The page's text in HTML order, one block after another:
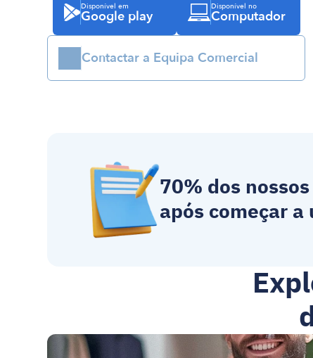
Disponível em
Google play
Disponível no
Computador
Contactar a Equipa Comercial
70% dos
após começar a